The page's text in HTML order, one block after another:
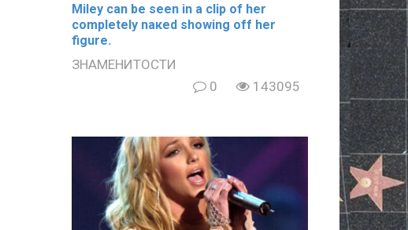
Miley can be seen in a clip of her
completely nакеd showing off her
figure.
ЗНАМЕНИТОСТИ
0
143095